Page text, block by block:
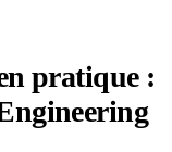
pratique :